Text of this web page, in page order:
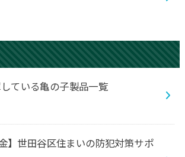
ている亀の子製品一覧
】世田谷区住まいの防犯対策サポ